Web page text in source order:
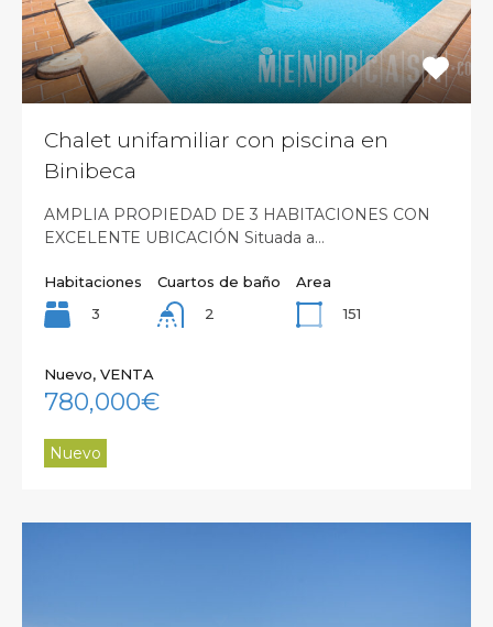
Chalet unifamiliar con piscina en
Binibeca
AMPLIA PROPIEDAD DE 3 HABITACIONES CON
EXCELENTE UBICACIÓN Situada a…
Habitaciones
3
Cuartos de baño
2
Area
151
Nuevo, VENTA
780,000€
Nuevo